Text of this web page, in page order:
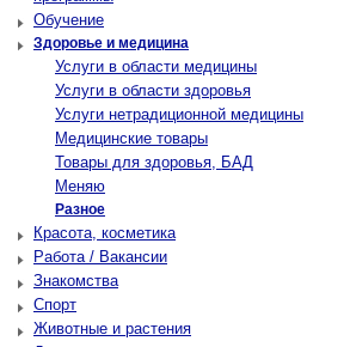
Обучение
Здоровье и медицина
Услуги в области медицины
Услуги в области здоровья
Услуги нетрадиционной медицины
Медицинские товары
Товары для здоровья, БАД
Меняю
Разное
Красота, косметика
Работа / Вакансии
Знакомства
Спорт
Животные и растения